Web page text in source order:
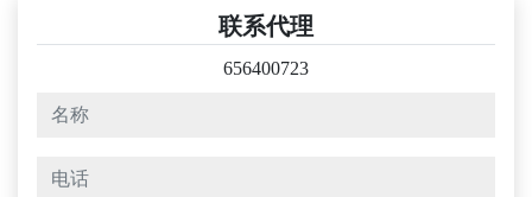
联系代理
656400723
名称
电话